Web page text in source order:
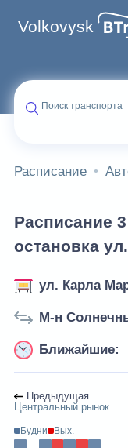
Volkovysk
Поиск транспорта
Расписание
Расписание
остановка
ул. Карла
М-н
Ближайшие:
Предыдущая
Центральный рынок
Будни Вых.